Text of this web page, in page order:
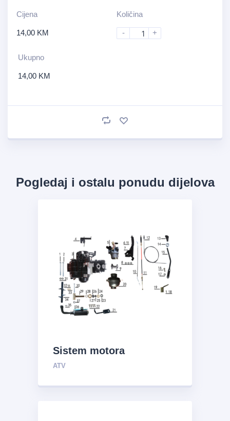
Cijena
14,00 KM
Količina
- +
Ukupno
14,00 KM
Pogledaj i ostalu ponudu dijelova
Sistem motora
ATV